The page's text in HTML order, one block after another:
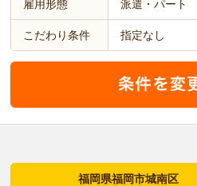
雇用形態 派遣・パート
こだわり条件 指定なし
福岡県福岡市城南区